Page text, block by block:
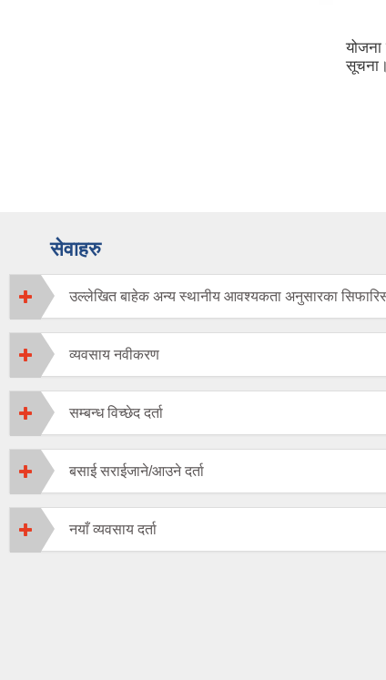
योजना
सूचना।
सेवाहरु
उल्लेखित बाहेक अन्य स्थानीय आवश्यकता अनुसारका
व्यवसाय नवीकरण
सम्बन्ध विच्छेद दर्ता
बसाई सराईजाने/आउने दर्ता
नयाँ व्यवसाय दर्ता